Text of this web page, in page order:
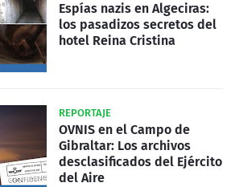
Espías nazis en Algeciras:
los pasadizos secretos del
hotel Reina Cristina
REPORTAJE
OVNIS en el Campo de
Gibraltar: Los archivos
desclasificados del Ejército
del Aire